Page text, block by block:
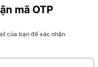
mã OTP
của bạn để xác nhận